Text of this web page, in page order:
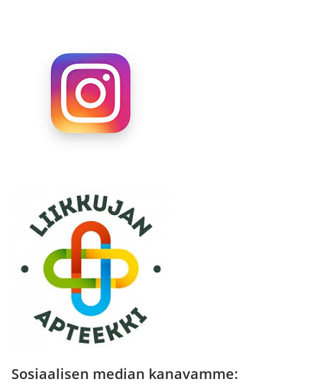
Sosiaalisen median kanavamme: